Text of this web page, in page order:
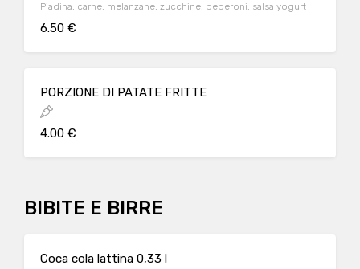
Piadina, carne, melanzane, zucchine, peperoni, salsa yogurt
6.50 €
PORZIONE DI PATATE FRITTE
4.00 €
BIBITE E BIRRE
Coca cola lattina 0,33 l